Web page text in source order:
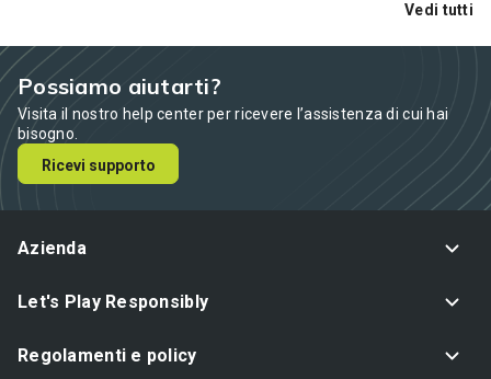
Vedi tutti
Possiamo aiutarti?
Visita il nostro help center per ricevere l’assistenza di cui hai
bisogno.
Ricevi supporto
Azienda
Let's Play Responsibly
Regolamenti e policy